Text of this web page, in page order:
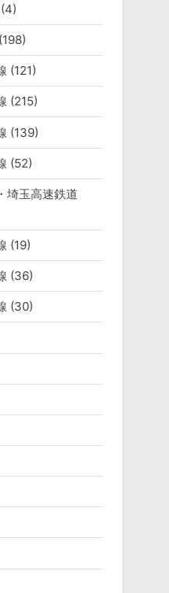
(4)
(198)
(121)
(215)
(139)
(52)
埼玉高速鉄道
(19)
(36)
(30)